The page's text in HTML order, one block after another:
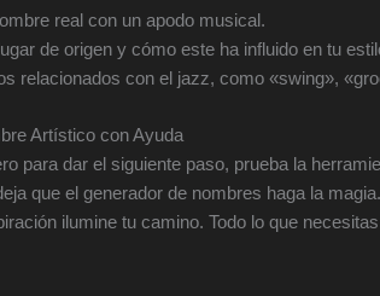
real con un apodo musical.
de origen y cómo este ha influido en tu
relacionados con el jazz, como «swing»,
Artístico con Ayuda
para dar el siguiente paso, prueba la
que el generador de nombres haga la
ilumine tu camino. Todo lo que